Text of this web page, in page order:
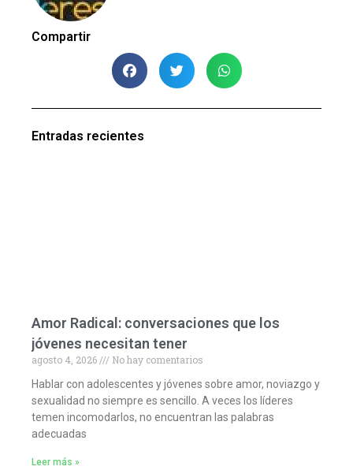
Compartir
Entradas recientes
Amor Radical: conversaciones que los
jóvenes necesitan tener
agosto 4, 2026
No hay comentarios
Hablar con adolescentes y jóvenes sobre amor, noviazgo y
sexualidad no siempre es sencillo. A veces los líderes
temen incomodarlos, no encuentran las palabras
adecuadas
Leer más »